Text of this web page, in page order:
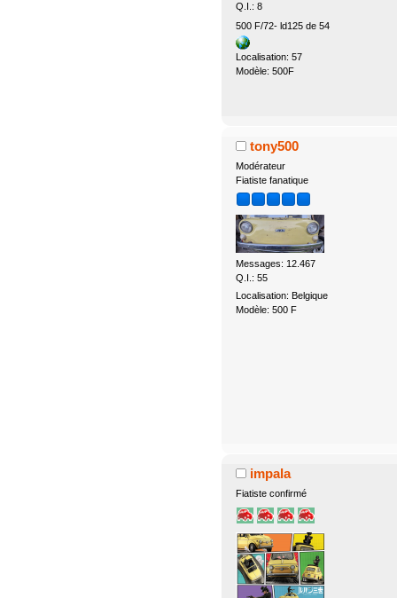
Q.I.: 8
500 F/72- ld125 de 54
Localisation: 57
Modèle: 500F
tony500
Modérateur
Fiatiste fanatique
Messages: 12.467
Q.I.: 55
Localisation: Belgique
Modèle: 500 F
impala
Fiatiste confirmé